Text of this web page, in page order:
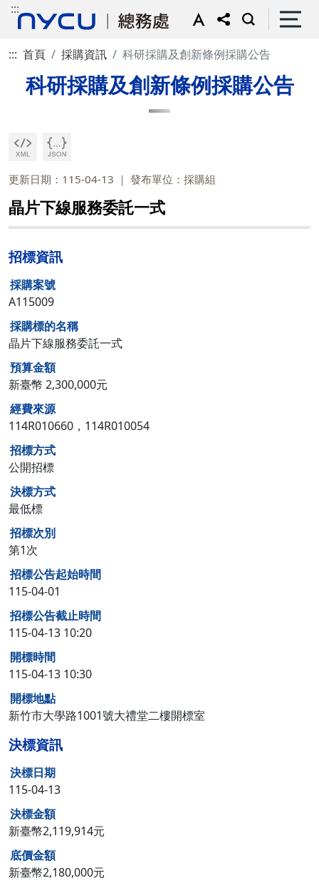
:::
::: 首頁 採購資訊 科研採購及創新條例採購公告
科研採購及創新條例採購公告
更新日期：115-04-13 發布單位：採購組
晶片下線服務委託一式
招標資訊
採購案號
A115009
採購標的名稱
晶片下線服務委託一式
預算金額
新臺幣 2,300,000元
經費來源
114R010660，114R010054
招標方式
公開招標
決標方式
最低標
招標次別
第1次
招標公告起始時間
115-04-01
招標公告截止時間
115-04-13 10:20
開標時間
115-04-13 10:30
開標地點
新竹市大學路1001號大禮堂二樓開標室
決標資訊
決標日期
115-04-13
決標金額
新臺幣2,119,914元
底價金額
新臺幣2,180,000元